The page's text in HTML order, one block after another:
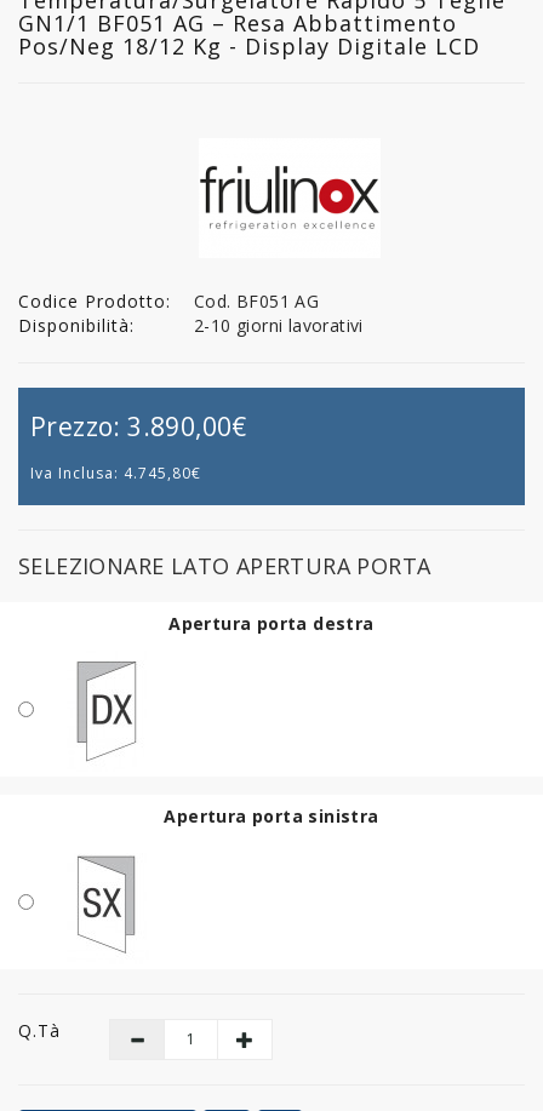
GN1/1 BF051 AG – Resa Abbattimento
Pos/Neg 18/12 Kg - Display Digitale LCD
Codice Prodotto:
Cod. BF051 AG
Disponibilità:
2-10 giorni lavorativi
Prezzo:3.890,00€
Iva Inclusa: 4.745,80€
SELEZIONARE LATO APERTURA PORTA
Apertura porta destra
Apertura porta sinistra
Q.tà